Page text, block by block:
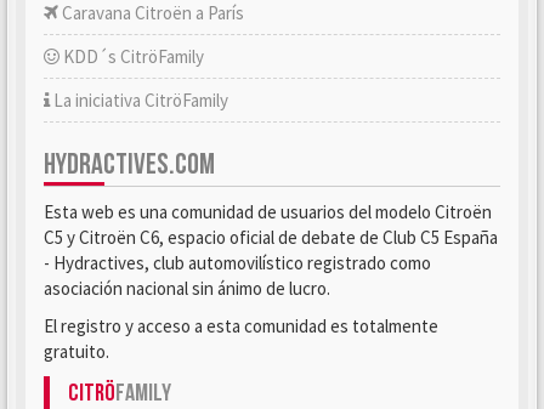
Caravana Citroën a París
KDD´s CitröFamily
La iniciativa CitröFamily
HYDRACTIVES.COM
Esta web es una comunidad de usuarios del modelo Citroën
C5 y Citroën C6, espacio oficial de debate de Club C5 España
- Hydractives, club automovilístico registrado como
asociación nacional sin ánimo de lucro.
El registro y acceso a esta comunidad es totalmente
gratuito.
CitröFamily